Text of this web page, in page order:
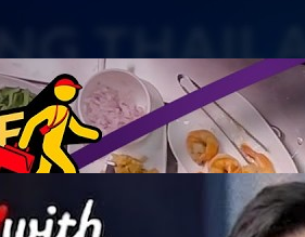
กับอาชีพในฝัน เชฟในเลานจ์